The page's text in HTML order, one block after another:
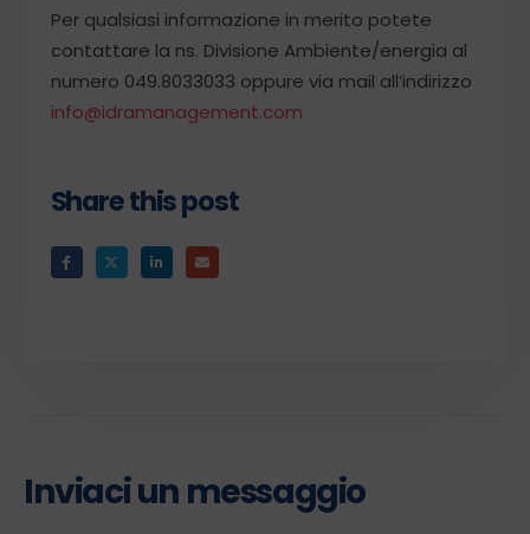
Per qualsiasi informazione in merito potete
contattare la ns. Divisione Ambiente/energia al
numero 049.8033033 oppure via mail all’indirizzo
info@idramanagement.com
Share this post
Inviaci un messaggio